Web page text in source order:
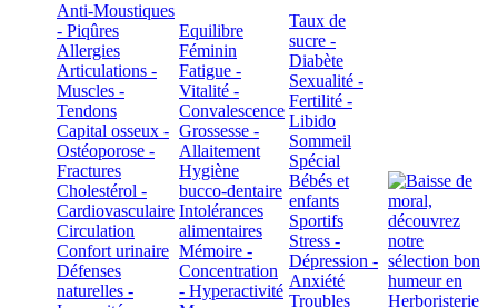
Anti-Moustiques
- Piqûres
Allergies
Articulations -
Muscles -
Tendons
Capital osseux -
Ostéoporose -
Fractures
Cholestérol -
Cardiovasculaire
Circulation
Confort urinaire
Défenses
naturelles -
Equilibre
Féminin
Fatigue -
Vitalité -
Convalescence
Grossesse -
Allaitement
Hygiène
bucco-dentaire
Intolérances
alimentaires
Mémoire -
Concentration
- Hyperactivité
Taux de
sucre -
Diabète
Sexualité -
Fertilité -
Libido
Sommeil
Spécial
Bébés et
enfants
Sportifs
Stress -
Dépression -
Anxiété
Troubles